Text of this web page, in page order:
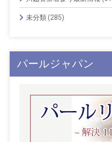
未分類(285)
パールジャパン